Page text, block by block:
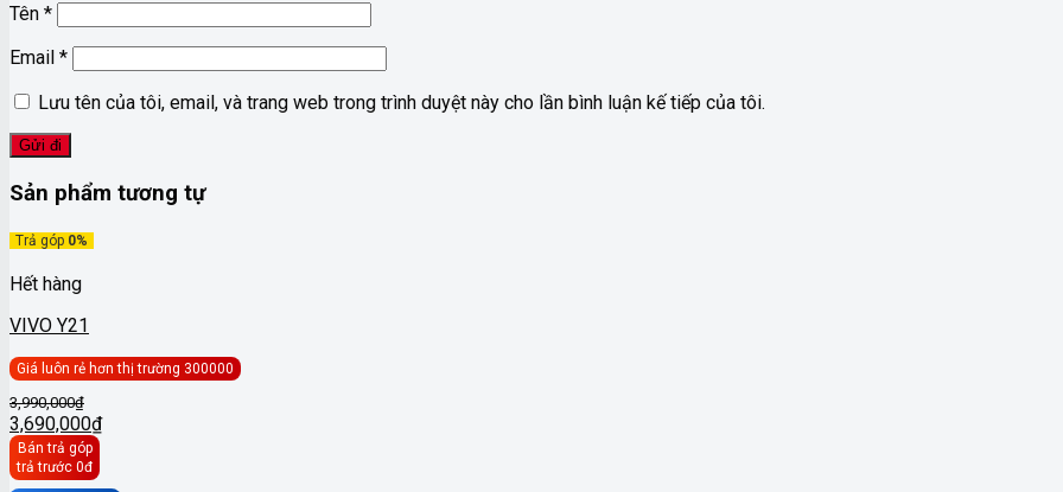
Tên *
Email *
Lưu tên của tôi, email, và trang web trong trình duyệt này cho lần bình luận kế tiếp của tôi.
Sản phẩm tương tự
Trả góp 0%
Hết hàng
VIVO Y21
Giá luôn rẻ hơn thị trường 300000
3,990,000₫Giá
gốc
là:
3,990,000₫.
3,690,000₫
Giá
hiện
Bán trả góp
trả trước 0đ